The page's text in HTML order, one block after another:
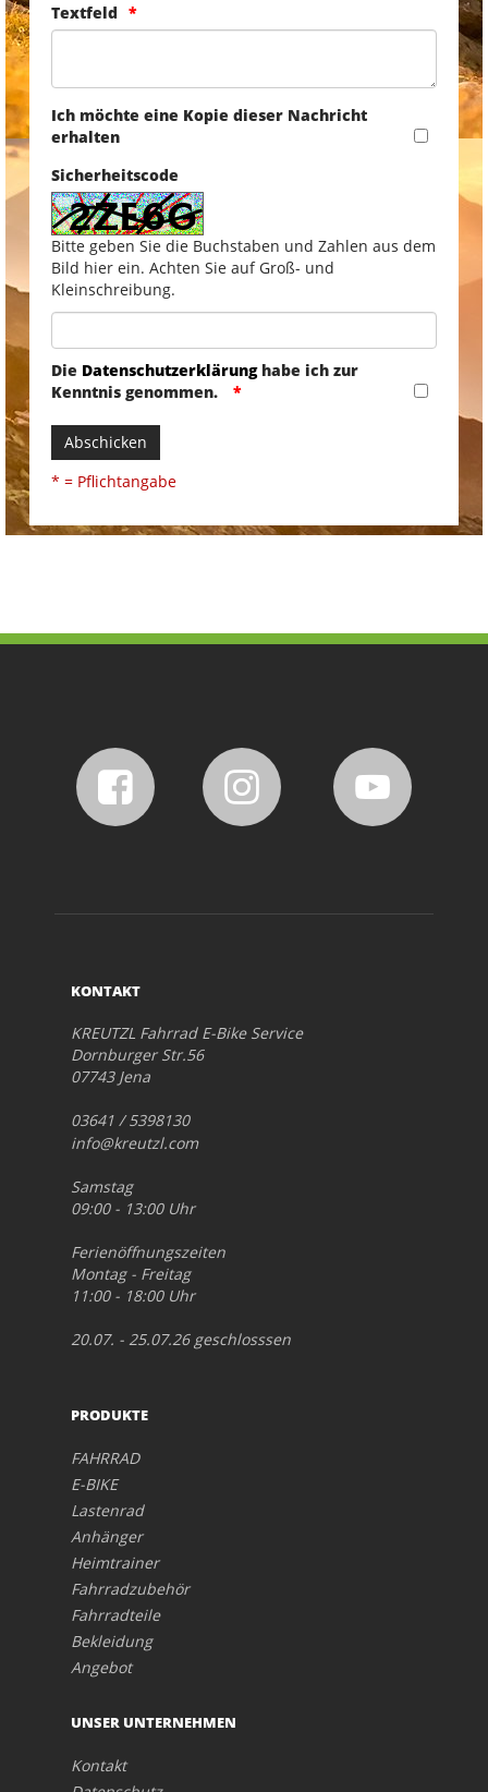
Textfeld
Ich möchte eine Kopie dieser Nachricht
erhalten
Sicherheitscode
Bitte geben Sie die Buchstaben und Zahlen aus dem
Bild hier ein. Achten Sie auf Groß- und
Kleinschreibung.
Die Datenschutzerklärunghabe ich zur
Kenntnis genommen.
Abschicken
* = Pflichtangabe
KONTAKT
KREUTZL Fahrrad E-Bike Service
Dornburger Str.56
07743 Jena
03641 / 5398130
info@kreutzl.com
Samstag
09:00 - 13:00 Uhr
Ferienöffnungszeiten
Montag - Freitag
11:00 - 18:00 Uhr
20.07. - 25.07.26 geschlosssen
PRODUKTE
FAHRRAD
E-BIKE
Lastenrad
Anhänger
Heimtrainer
Fahrradzubehör
Fahrradteile
Bekleidung
Angebot
UNSER UNTERNEHMEN
Kontakt